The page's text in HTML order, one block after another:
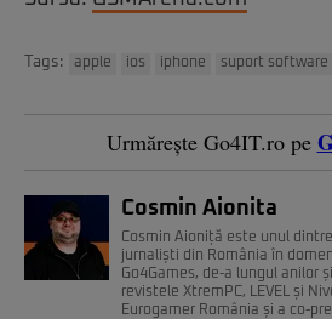
Tags: apple ios iphone suport software
Urmărește Go4IT.ro pe
Cosmin Aionita
Cosmin Aioniță este unul
jurnaliști din România în
Go4Games, de-a lungul anilor
revistele XtremPC, LEVEL și
Eurogamer România și a co-